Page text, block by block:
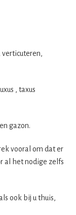
verticuteren,
, taxus
gazon.
vooral om dat er
al het nodige zelfs
ook bij u thuis,